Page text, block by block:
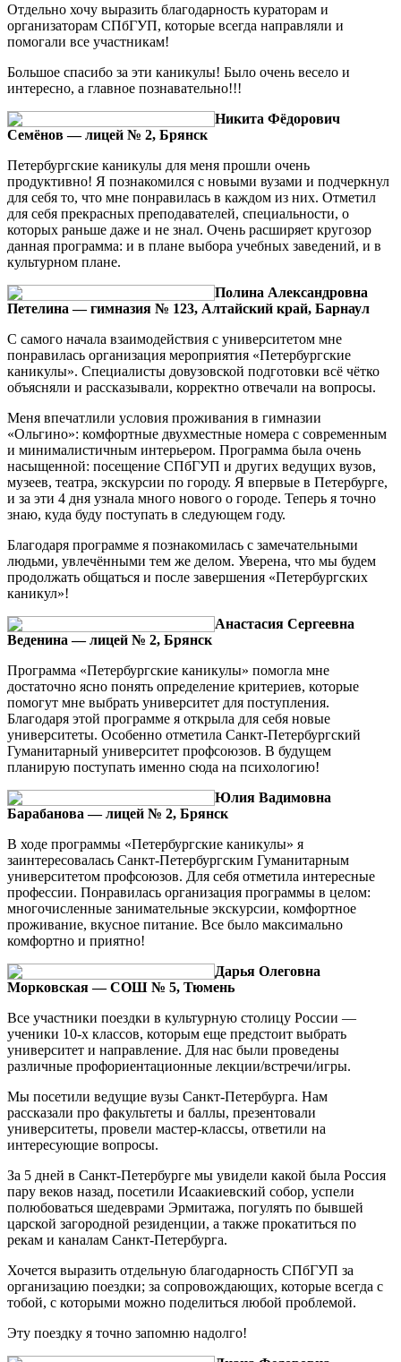
Отдельно хочу выразить благодарность кураторам и
организаторам СПбГУП, которые всегда направляли и
помогали все участникам!
Большое спасибо за эти каникулы! Было очень весело и
интересно, а главное познавательно!!!
Никита Фёдорович
Семёнов — лицей № 2, Брянск
Петербургские каникулы для меня прошли очень
продуктивно! Я познакомился с новыми вузами и подчеркнул
для себя то, что мне понравилась в каждом из них. Отметил
для себя прекрасных преподавателей, специальности, о
которых раньше даже и не знал. Очень расширяет кругозор
данная программа: и в плане выбора учебных заведений, и в
культурном плане.
Полина Александровна
Петелина — гимназия № 123, Алтайский край, Барнаул
С самого начала взаимодействия с университетом мне
понравилась организация мероприятия «Петербургские
каникулы». Специалисты довузовской подготовки всё чётко
объясняли и рассказывали, корректно отвечали на вопросы.
Меня впечатлили условия проживания в гимназии
«Ольгино»: комфортные двухместные номера с современным
и минималистичным интерьером. Программа была очень
насыщенной: посещение СПбГУП и других ведущих вузов,
музеев, театра, экскурсии по городу. Я впервые в Петербурге,
и за эти 4 дня узнала много нового о городе. Теперь я точно
знаю, куда буду поступать в следующем году.
Благодаря программе я познакомилась с замечательными
людьми, увлечёнными тем же делом. Уверена, что мы будем
продолжать общаться и после завершения «Петербургских
каникул»!
Анастасия Сергеевна
Веденина — лицей № 2, Брянск
Программа «Петербургские каникулы» помогла мне
достаточно ясно понять определение критериев, которые
помогут мне выбрать университет для поступления.
Благодаря этой программе я открыла для себя новые
университеты. Особенно отметила Санкт-Петербургский
Гуманитарный университет профсоюзов. В будущем
планирую поступать именно сюда на психологию!
Юлия Вадимовна
Барабанова — лицей № 2, Брянск
В ходе программы «Петербургские каникулы» я
заинтересовалась Санкт-Петербургским Гуманитарным
университетом профсоюзов. Для себя отметила интересные
профессии. Понравилась организация программы в целом:
многочисленные занимательные экскурсии, комфортное
проживание, вкусное питание. Все было максимально
комфортно и приятно!
Дарья Олеговна
Морковская — СОШ № 5, Тюмень
Все участники поездки в культурную столицу России —
ученики 10-х классов, которым еще предстоит выбрать
университет и направление. Для нас были проведены
различные профориентационные лекции/встречи/игры.
Мы посетили ведущие вузы Санкт-Петербурга. Нам
рассказали про факультеты и баллы, презентовали
университеты, провели мастер-классы, ответили на
интересующие вопросы.
За 5 дней в Санкт-Петербурге мы увидели какой была Россия
пару веков назад, посетили Исаакиевский собор, успели
полюбоваться шедеврами Эрмитажа, погулять по бывшей
царской загородной резиденции, а также прокатиться по
рекам и каналам Санкт-Петербурга.
Хочется выразить отдельную благодарность СПбГУП за
организацию поездки; за сопровождающих, которые всегда с
тобой, с которыми можно поделиться любой проблемой.
Эту поездку я точно запомню надолго!